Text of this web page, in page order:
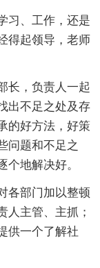
习、工作，还是
得起领导，老师
长，负责人一起
出不足之处及存
的好方法，好策
问题和不足之
地解决好。
各部门加以整顿
人主管、主抓；
供一个了解社